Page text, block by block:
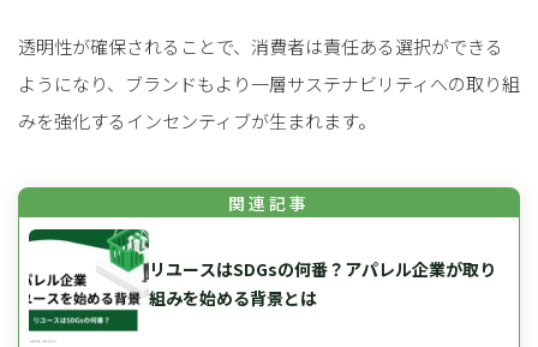
透明性が確保されることで、消費者は責任ある選択ができる
ようになり、ブランドもより一層サステナビリティへの取り組
みを強化するインセンティブが生まれます。
リユースはSDGsの何番？アパレル企業が取り
組みを始める背景とは